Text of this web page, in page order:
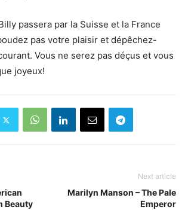
passera par la Suisse et la France
pas votre plaisir et dépêchez-
Vous ne serez pas déçus et vous
joyeux!
Beauty
Next article
Marilyn Manson – The Pale
Emperor